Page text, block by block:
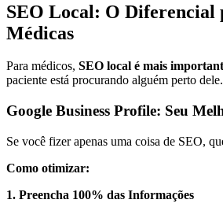
SEO Local: O Diferencial
Médicas
Para médicos, SEO local é mais
paciente está procurando alguém perto dele.
Google Business Profile: Seu
Se você fizer apenas uma coisa de SEO,
Como otimizar:
1. Preencha 100% das Informações